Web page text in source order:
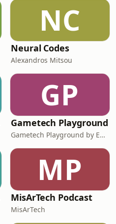
NC
Neural Codes
Alexandros Mitsou
GP
Gametech Playground
Gametech Playground by Enternity.gr
MP
MisArTech Podcast
MisArTech